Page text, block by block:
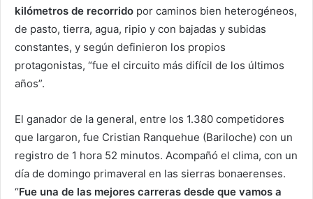
kilómetros de recorrido por caminos bien heterogéneos,
de pasto, tierra, agua, ripio y con bajadas y subidas
constantes, y según definieron los propios
protagonistas, “fue el circuito más difícil de los últimos
años”.
El ganador de la general, entre los 1.380 competidores
que largaron, fue Cristian Ranquehue (Bariloche) con un
registro de 1 hora 52 minutos. Acompañó el clima, con un
día de domingo primaveral en las sierras bonaerenses.
“Fue una de las mejores carreras desde que vamos a